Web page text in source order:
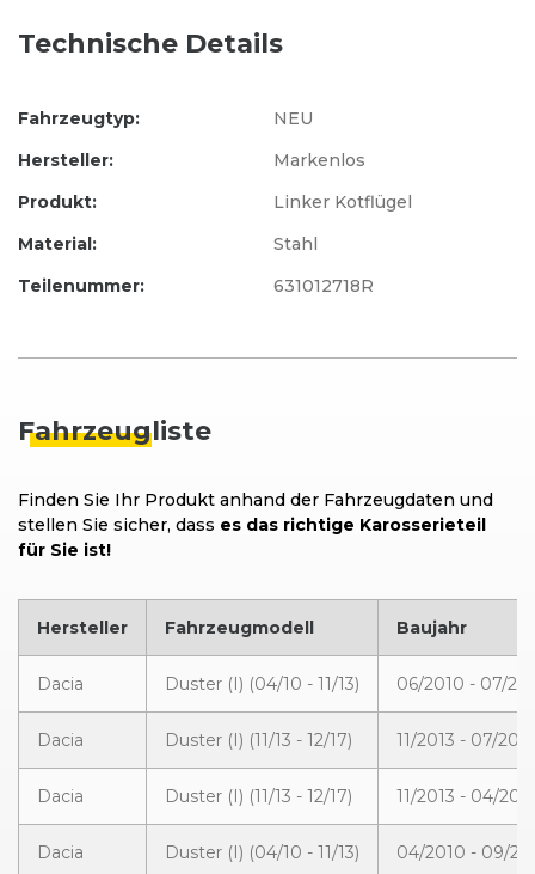
Technische Details
Hersteller:
Markenlos
Produkt:
Linker Kotflügel
Fahrzeugtyp: NEU
Material:
Stahl
Teilenummer:
631012718R
Fahrzeugliste
Finden Sie Ihr Produkt anhand der Fahrzeugdaten und
stellen Sie sicher, dass es das richtige Karosserieteil
für Sie ist!
Hersteller Fahrzeugmodell Baujahr
Dacia Duster (I) (04/10 - 11/13) 06/2010 - 07/
Dacia Duster (I) (11/13 - 12/17) 11/2013 - 07/2015
Dacia Duster (I) (11/13 - 12/17) 11/2013 - 04/2015
Dacia Duster (I) (04/10 - 11/13) 04/2010 - 09/